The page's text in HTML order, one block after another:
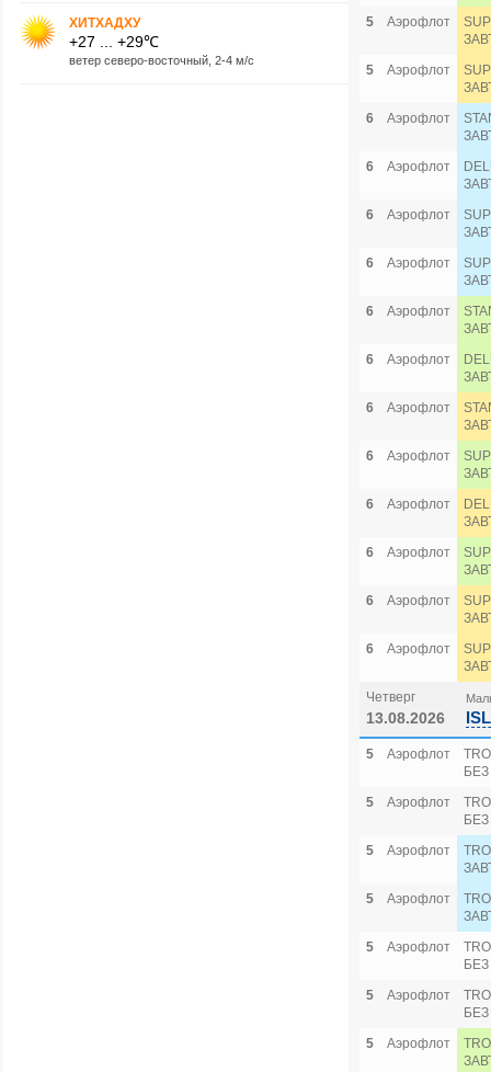
ХИТХАДХУ
+27 ... +29℃
ветер северо-восточный, 2-4 м/с
5
Аэрофлот
5
Аэрофлот
6
Аэрофлот
6
Аэрофлот
6
Аэрофлот
6
Аэрофлот
6
Аэрофлот
6
Аэрофлот
6
Аэрофлот
6
Аэрофлот
6
Аэрофлот
6
Аэрофлот
6
Аэрофлот
6
Аэрофлот
Четверг
13.08.2026
5 Аэрофлот
5
Аэрофлот
5
Аэрофлот
5
Аэрофлот
5
Аэрофлот
5
Аэрофлот
5
Аэрофлот